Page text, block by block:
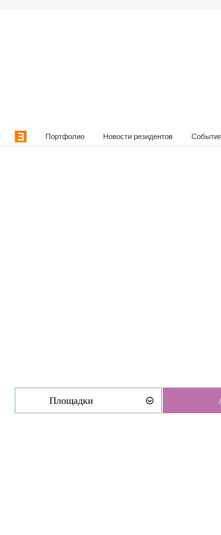
Портфолио Новости резидентов
Площадки